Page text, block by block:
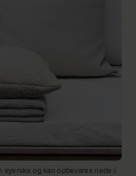
og kan opbevares nede i